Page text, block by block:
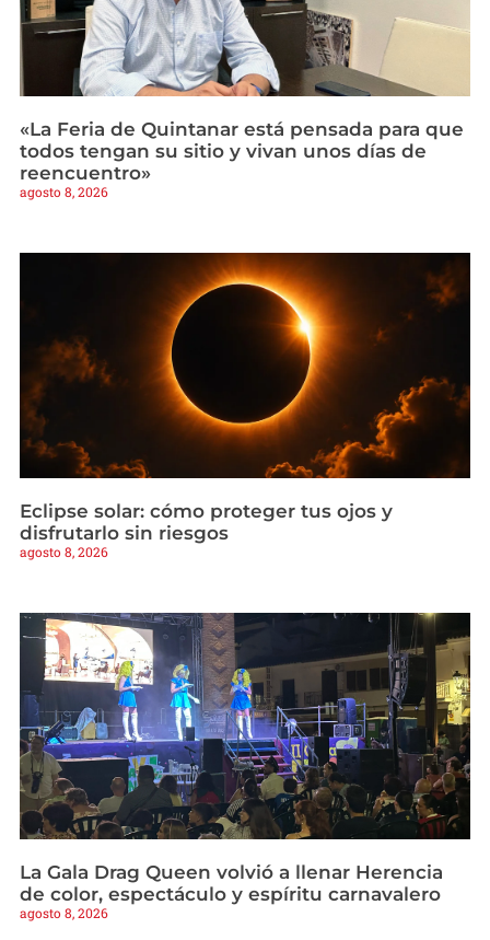
«La Feria de Quintanar está pensada para que
todos tengan su sitio y vivan unos días de
reencuentro»
agosto 8, 2026
Eclipse solar: cómo proteger tus ojos y
disfrutarlo sin riesgos
agosto 8, 2026
La Gala Drag Queen volvió a llenar Herencia
de color, espectáculo y espíritu carnavalero
agosto 8, 2026